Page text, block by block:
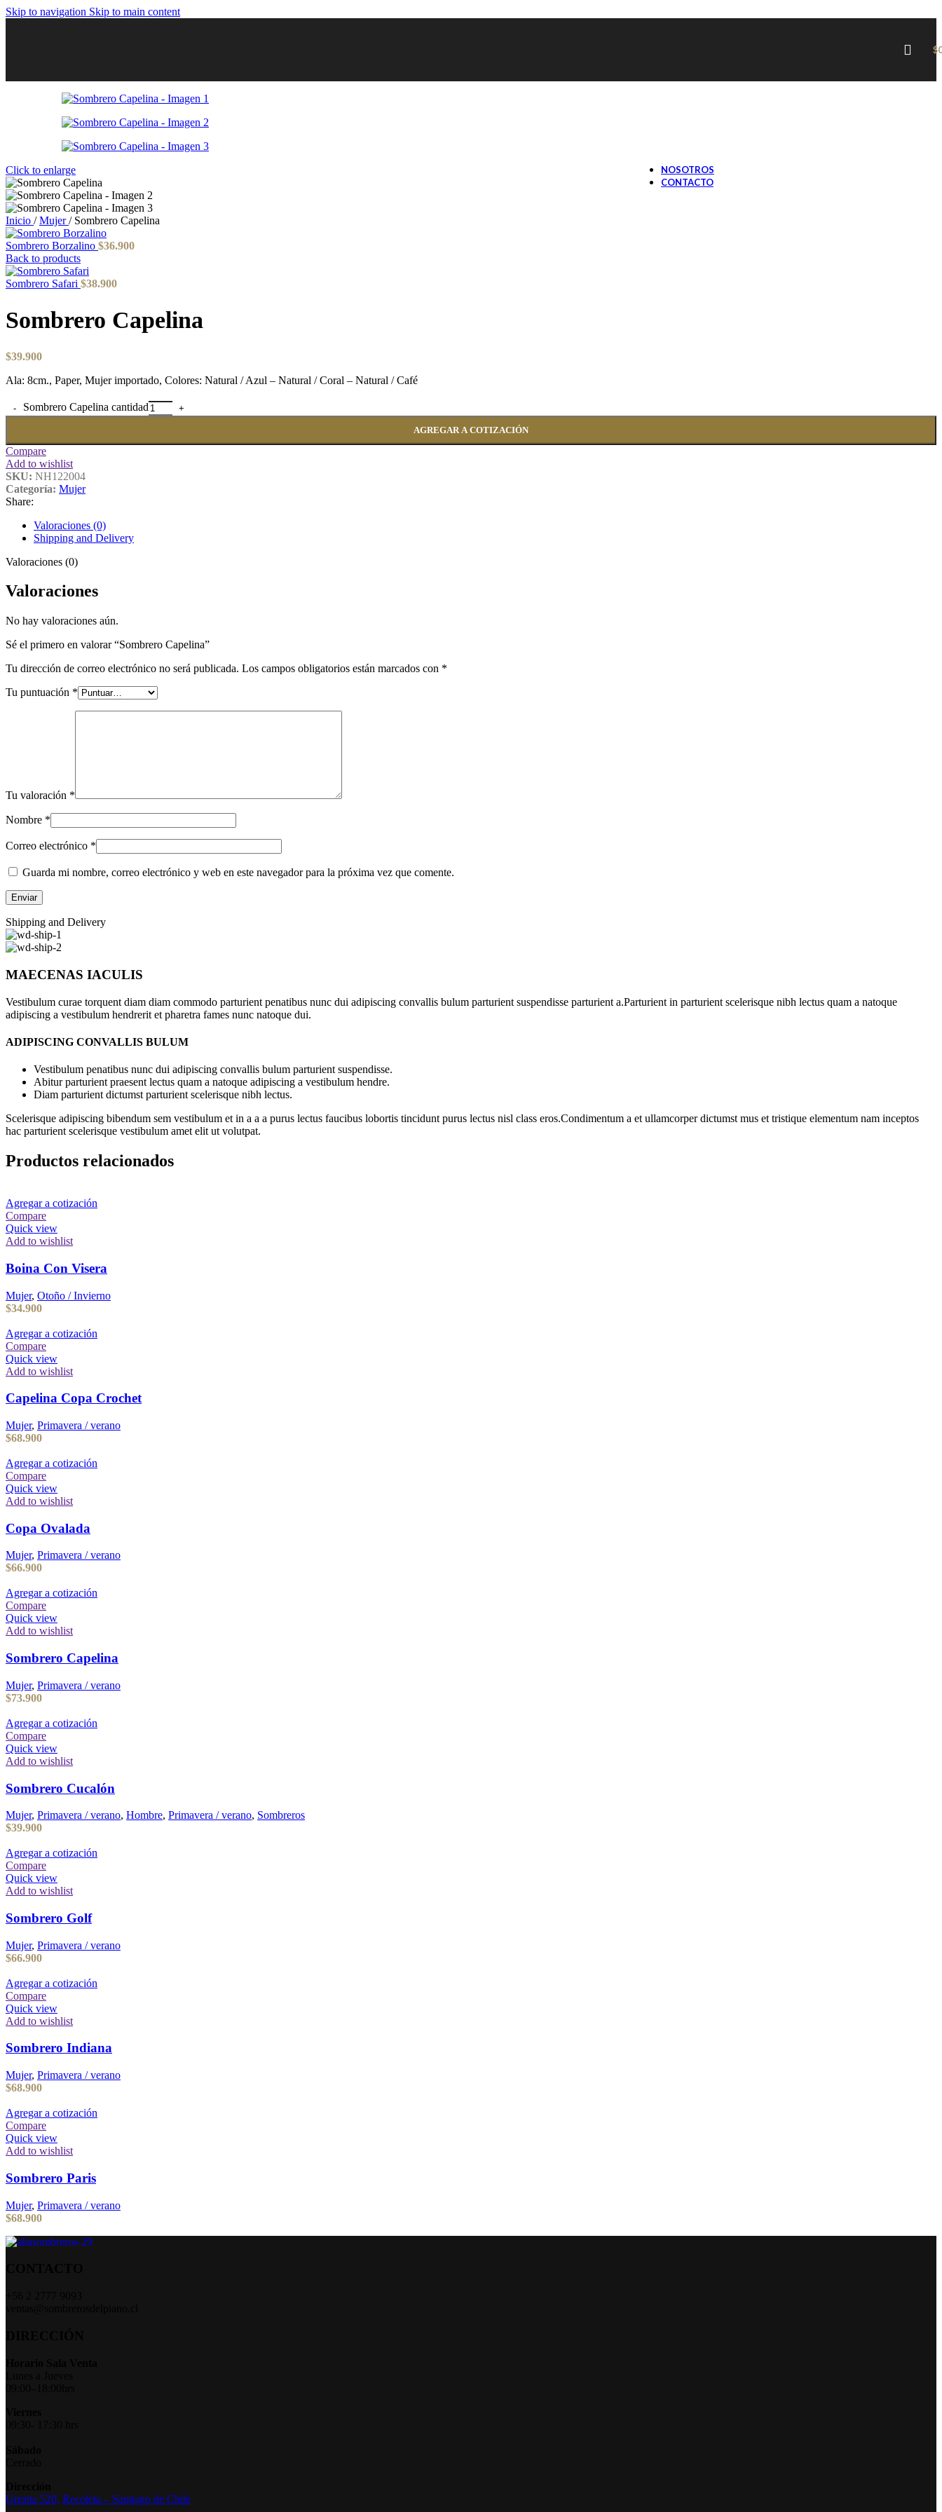
Skip to navigation Skip to main content
PRIMAVERA / VERANO
OTOÑO / INVIERNO
NOSOTROS
CONTACTO
$
Click to enlarge
Inicio / Mujer/ Sombrero Capelina
Sombrero Borzalino $36.900
Back to products
Sombrero Safari $38.900
Sombrero Capelina
$39.900
Ala: 8cm., Paper, Mujer importado, Colores: Natural / Azul – Natural / Coral – Natural / Café
Sombrero Capelina cantidad
AGREGAR A COTIZACIÓN
Compare
Add to wishlist
SKU: NH122004
Categoría: Mujer
Share:
Valoraciones (0)
Shipping and Delivery
Valoraciones (0)
Valoraciones
No hay valoraciones aún.
Sé el primero en valorar “Sombrero Capelina”
Tu dirección de correo electrónico no será publicada. Los campos obligatorios están marcados con *
Tu puntuación *
Tu valoración *
Nombre *
Correo electrónico *
Guarda mi nombre, correo electrónico y web en este navegador para la próxima vez que comente.
Shipping and Delivery
MAECENAS IACULIS
Vestibulum curae torquent diam diam commodo parturient penatibus nunc dui adipiscing convallis bulum parturient suspendisse parturient a.Parturient in parturient scelerisque nibh lectus quam a natoque
adipiscing a vestibulum hendrerit et pharetra fames nunc natoque dui.
ADIPISCING CONVALLIS BULUM
Vestibulum penatibus nunc dui adipiscing convallis bulum parturient suspendisse.
Abitur parturient praesent lectus quam a natoque adipiscing a vestibulum hendre.
Diam parturient dictumst parturient scelerisque nibh lectus.
Scelerisque adipiscing bibendum sem vestibulum et in a a a purus lectus faucibus lobortis tincidunt purus lectus nisl class eros.Condimentum a et ullamcorper dictumst mus et tristique elementum nam inceptos
hac parturient scelerisque vestibulum amet elit ut volutpat.
Productos relacionados
Agregar a cotización
Compare
Quick view
Add to wishlist
Boina Con Visera
Mujer, Otoño / Invierno
$34.900
Agregar a cotización
Compare
Quick view
Add to wishlist
Capelina Copa Crochet
Mujer, Primavera / verano
$68.900
Agregar a cotización
Compare
Quick view
Add to wishlist
Copa Ovalada
Mujer, Primavera / verano
$66.900
Agregar a cotización
Compare
Quick view
Add to wishlist
Sombrero Capelina
Mujer, Primavera / verano
$73.900
Agregar a cotización
Compare
Quick view
Add to wishlist
Sombrero Cucalón
Mujer, Primavera / verano, Hombre, Primavera / verano, Sombreros
$39.900
Agregar a cotización
Compare
Quick view
Add to wishlist
Sombrero Golf
Mujer, Primavera / verano
$66.900
Agregar a cotización
Compare
Quick view
Add to wishlist
Sombrero Indiana
Mujer, Primavera / verano
$68.900
Agregar a cotización
Compare
Quick view
Add to wishlist
Sombrero Paris
Mujer, Primavera / verano
$68.900
Urrutia 520, Recoleta – Santiago de Chile